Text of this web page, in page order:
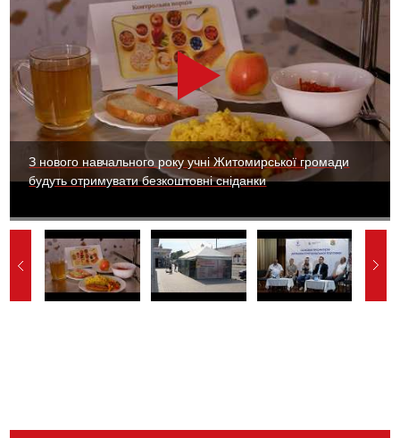
З нового навчального року учні Житомирської громади
будуть отримувати безкоштовні сніданки